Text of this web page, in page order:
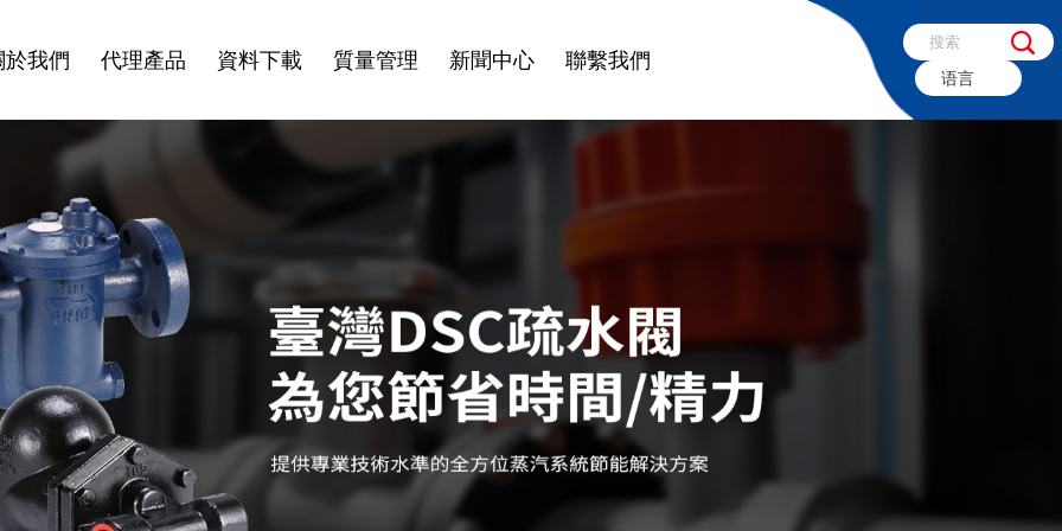
於我們 代理產品 資料下載 質量管理 新聞中心 聯繫我們
语言